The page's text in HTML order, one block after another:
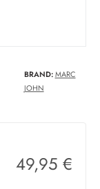
BRAND:MARC
JOHN
49,95 €